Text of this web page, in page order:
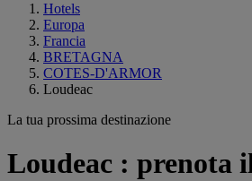
Hotels
Europa
Francia
BRETAGNA
COTES-D'ARMOR
Loudeac
La tua prossima destinazione
Loudeac : prenota